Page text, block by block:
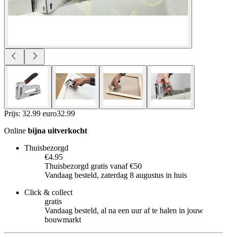
Prijs: 32.99 euro32.99
Online bijna uitverkocht
Thuisbezorgd
€4.95
Thuisbezorgd gratis vanaf €50
Vandaag besteld, zaterdag 8 augustus in huis
Click & collect
gratis
Vandaag besteld, al na een uur af te halen in jouw
bouwmarkt